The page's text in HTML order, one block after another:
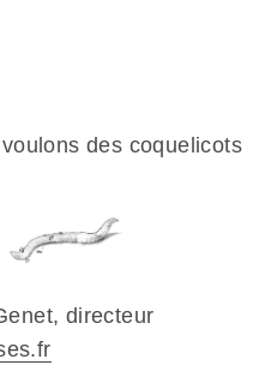
des coquelicots
directeur